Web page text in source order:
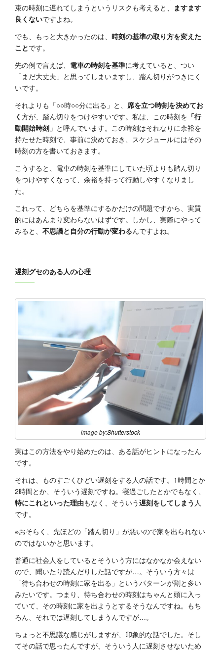
束の時刻に遅れてしまうというリスクも考えると、 ますます
良くないですよね。
でも、もっと大きかったのは、 時刻の基準の取り方を変えた
ことです。
先の例で言えば、 電車の時刻を基準に考えていると、つい
「まだ大丈夫」と思ってしまいますし、踏ん切りがつきにく
いです。
それよりも「○○時○○分に出る」と、 席を立つ時刻を決めてお
く 方が、踏ん切りをつけやすいです。私は、この時刻を 「行
動開始時刻」 と呼んでいます。この時刻はそれなりに余裕を
持たせた時刻で、事前に決めておき、スケジュールにはその
時刻の方を書いておきます。
こうすると、電車の時刻を基準にしていた頃よりも踏ん切り
をつけやすくなって、余裕を持って行動しやすくなりまし
た。
これって、どちらを基準にするかだけの問題ですから、実質
的にはあんまり変わらないはずです。しかし、実際にやって
みると、 不思議と自分の行動が変わるんですよね。
遅刻グセのある人の心理
image by:Shutterstock
実はこの方法をやり始めたのは、ある話がヒントになったん
です。
それは、ものすごくひどい遅刻をする人の話です。1時間とか
2時間とか、そういう遅刻ですね。寝過ごしたとかでもなく、
特にこれといった理由もなく、そういう遅刻をしてしまう 人
です。
※おそらく、先ほどの「踏ん切り」が悪いので家を出られない
のではないかと思います。
普通に社会人をしているとそういう方にはなかなか会えない
ので、聞いたり読んだりした話ですが…。そういう方々は
「待ち合わせの時刻に家を出る」というパターンが割と多い
みたいです。つまり、待ち合わせの時刻はちゃんと頭に入っ
ていて、その時刻に家を出ようとするそうなんですね。もち
ろん、それでは遅刻してしまうんですが…。
ちょっと不思議な感じがしますが、印象的な話でした。そし
てその話で思ったんですが、そういう人に遅刻させないため